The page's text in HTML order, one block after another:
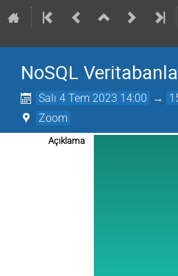
NoSQL
Salı 4 Tem 2023 14:00 →
Zoom
Açıklama